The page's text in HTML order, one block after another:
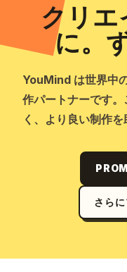
クリ
に。
YouMind は世界中
作パートナーです
く、より良い制作
さら